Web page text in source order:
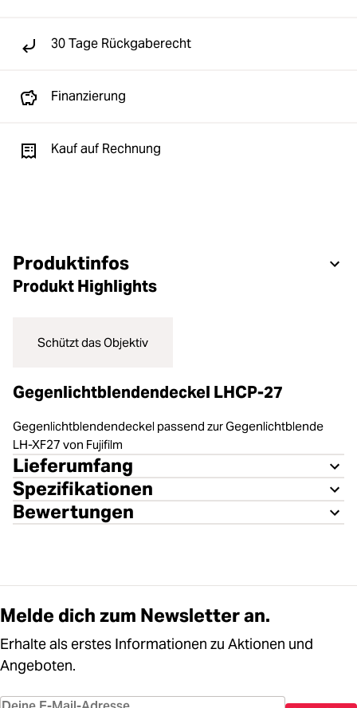
30 Tage Rückgaberecht
Finanzierung
Kauf auf Rechnung
Produktinfos
Produkt Highlights
Schützt das Objektiv
Gegenlichtblendendeckel LHCP-27
Gegenlichtblendendeckel passend zur Gegenlichtblende
LH-XF27 von Fujifilm
Lieferumfang
Spezifikationen
Bewertungen
Melde dich zum Newsletter an.
Erhalte als erstes Informationen zu Aktionen und
Angeboten.